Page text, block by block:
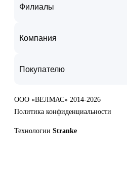
Филиалы
Компания
Покупателю
ООО «ВЕЛМАС» 2014-2026
Политика конфиденциальности
Технологии Stranke